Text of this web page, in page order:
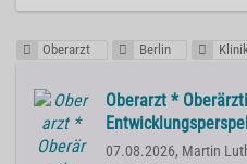
Oberarzt Berlin
Oberarzt *
07.08.2026, Martin